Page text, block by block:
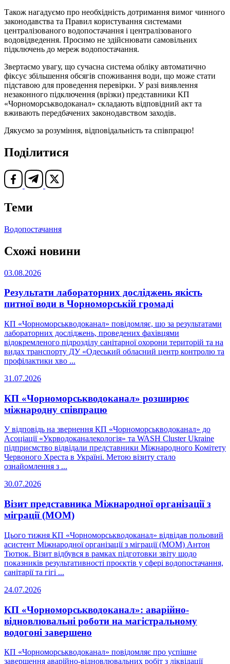
Також нагадуємо про необхідність дотримання вимог чинного
законодавства та Правил користування системами
централізованого водопостачання і централізованого
водовідведення. Просимо не здійснювати самовільних
підключень до мереж водопостачання.
Звертаємо увагу, що сучасна система обліку автоматично
фіксує збільшення обсягів споживання води, що може стати
підставою для проведення перевірки. У разі виявлення
незаконного підключення (врізки) представники КП
«Чорноморськводоканал» складають відповідний акт та
вживають передбачених законодавством заходів.
Дякуємо за розуміння, відповідальність та співпрацю!
Поділитися
Теми
Водопостачання
Схожі новини
03.08.2026
Результати лабораторних досліджень якість
питної води в Чорноморській громаді
КП «Чорноморськводоканал» повідомляє, що за результатами
лабораторних досліджень, проведених фахівцями
відокремленого підрозділу санітарної охорони територій та на
видах транспорту ДУ «Одеський обласний центр контролю та
профілактики хво ...
31.07.2026
КП «Чорноморськводоканал» розширює
міжнародну співпрацю
У відповідь на звернення КП «Чорноморськводоканал» до
Асоціації «Укрводоканалекологія» та WASH Cluster Ukraine
підприємство відвідали представники Міжнародного Комітету
Червоного Хреста в Україні. Метою візиту стало
ознайомлення з ...
30.07.2026
Візит представника Міжнародної організації з
міграції (МОМ)
Цього тижня КП «Чорноморськводоканал» відвідав польовий
асистент Міжнародної організації з міграції (МОМ) Антон
Тютюк. Візит відбувся в рамках підготовки звіту щодо
показників результативності проєктів у сфері водопостачання,
санітарії та гігі ...
24.07.2026
КП «Чорноморськводоканал»: аварійно-
відновлювальні роботи на магістральному
водогоні завершено
КП «Чорноморськводоканал» повідомляє про успішне
завершення аварійно-відновлювальних робіт з ліквідації